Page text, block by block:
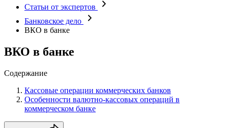
Статьи от экспертов
Банковское дело
ВКО в банке
ВКО в банке
Содержание
Кассовые операции коммерческих банков
Особенности валютно-кассовых операций в
коммерческом банке